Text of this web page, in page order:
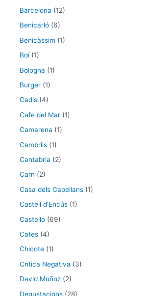
Barcelona (12)
Benicarló (6)
Benicàssim (1)
Boí(1)
Bologna (1)
Burger (1)
Cadis (4)
Cafe del Mar (1)
Camarena (1)
Cambrils (1)
Cantabria (2)
Carn (2)
Casa dels Capellans (1)
Castell d'Encús (1)
Castello (69)
Cates (4)
Chicote (1)
Critica Negativa (3)
David Muñoz (2)
Degustacions (28)